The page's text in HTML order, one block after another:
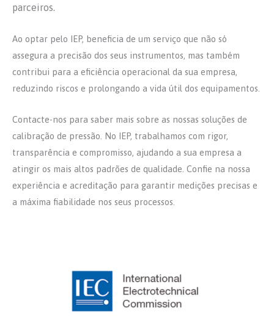
parceiros.
Ao optar pelo IEP, beneficia de um serviço que não só
assegura a precisão dos seus instrumentos, mas também
contribui para a eficiência operacional da sua empresa,
reduzindo riscos e prolongando a vida útil dos equipamentos.
Contacte-nos para saber mais sobre as nossas soluções de
calibração de pressão. No IEP, trabalhamos com rigor,
transparência e compromisso, ajudando a sua empresa a
atingir os mais altos padrões de qualidade. Confie na nossa
experiência e acreditação para garantir medições precisas e
a máxima fiabilidade nos seus processos.